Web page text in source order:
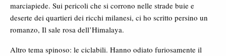
marciapiede. Sui pericoli che si corrono nelle strade buie e
deserte dei quartieri dei ricchi milanesi, ci ho scritto persino un
romanzo, Il sale rosa dell’Himalaya.
Altro tema spinoso: le ciclabili. Hanno odiato furiosamente il